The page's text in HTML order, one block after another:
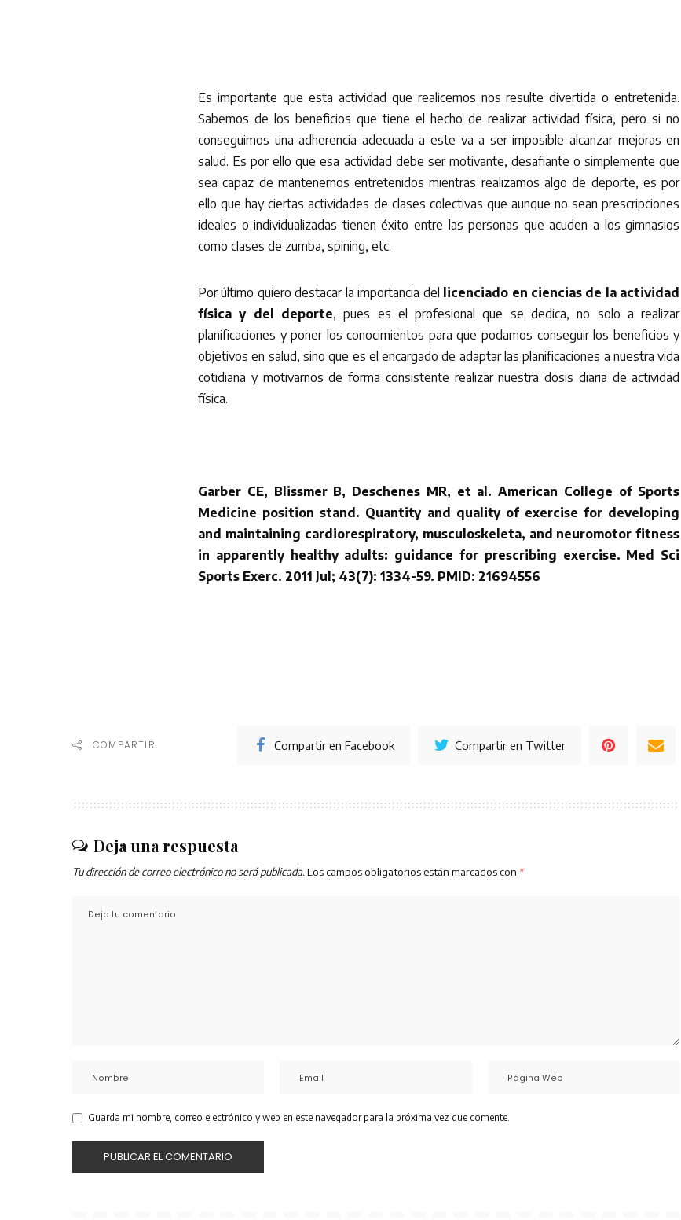
Es importante que esta actividad que realicemos nos resulte divertida o entretenida.
Sabemos de los beneficios que tiene el hecho de realizar actividad física, pero si no
conseguimos una adherencia adecuada a este va a ser imposible alcanzar mejoras en
salud. Es por ello que esa actividad debe ser motivante, desafiante o simplemente que
sea capaz de mantenernos entretenidos mientras realizamos algo de deporte, es por
ello que hay ciertas actividades de clases colectivas que aunque no sean prescripciones
ideales o individualizadas tienen éxito entre las personas que acuden a los gimnasios
como clases de zumba, spining, etc.
Por último quiero destacar la importancia del
licenciado en ciencias de la actividad
física y del deporte, pues es el profesional que se dedica, no solo a realizar
planificaciones y poner los conocimientos para que podamos conseguir los beneficios y
objetivos en salud, sino que es el encargado de adaptar las planificaciones a nuestra vida
cotidiana y motivarnos de forma consistente realizar nuestra dosis diaria de actividad
física.
Garber CE, Blissmer B, Deschenes MR, et al. American College of Sports
Medicine position stand. Quantity and quality of exercise for developing
and maintaining cardiorespiratory, musculoskeleta, and neuromotor fitness
in apparently healthy adults: guidance for prescribing exercise. Med Sci
Sports Exerc. 2011 Jul; 43(7): 1334-59. PMID: 21694556
COMPARTIR Compartir en Facebook Compartir en Twitter
Deja una respuesta
Tu dirección de correo electrónico no será publicada. Los campos obligatorios están marcados con *
Guarda mi nombre, correo electrónico y web en este navegador para la próxima vez que comente.